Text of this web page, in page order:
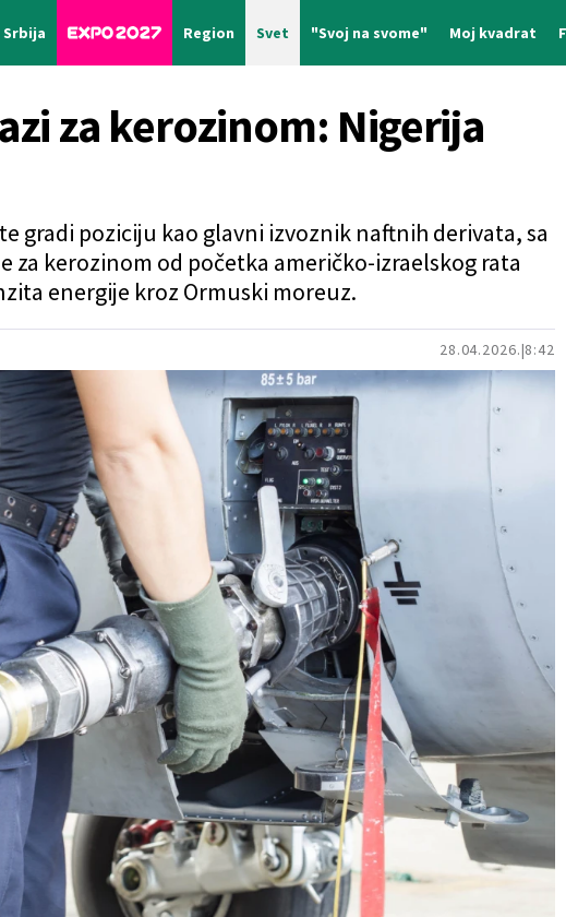
Srbija Region Svet "Svoj na svome" Moj kvadrat
28.04.2026. 8:42
za kerozinom: Nigerija
gradi poziciju kao glavni izvoznik naftnih derivata, sa
za kerozinom od početka američko-izraelskog rata
energije kroz Ormuski moreuz.